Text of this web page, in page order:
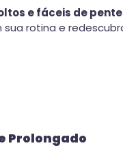
e fáceis de
sua rotina e
Prolongado